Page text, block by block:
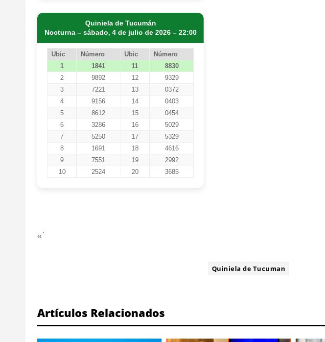
Quiniela de Tucumán
Nocturna – sábado, 4 de julio de 2026 – 22:00
Ubic Número Ubic
Número
1
1841 11
8830
2
9892 12
9329
3
7221 13
0372
4
9156 14
0403
5
8612 15
0454
6
3286 16
5029
7
5250 17
5329
8
1691 18
4616
9
7551 19
2992
10
2524 20 3685
«`
Quiniela de Tucuman
Artículos Relacionados